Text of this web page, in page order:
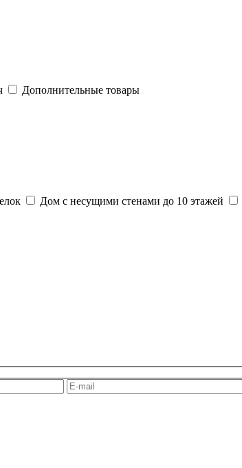
Дополнительные товары
Дом с несущими стенами до 10 этажей